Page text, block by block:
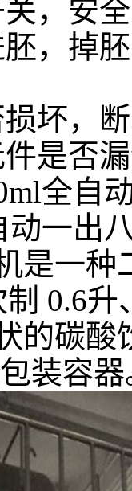
，安
，掉
坏，
是否
全自
动一出
是一种
0.6升
的碳
装容器